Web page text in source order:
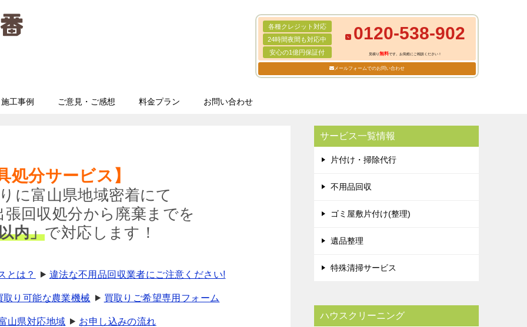
各種クレジット対応
24時間夜間も対応中
安心の1億円保証付
0120-538-902
見積り無料です。お気軽にご相談ください！
メールフォームでのお問い合わせ
施工事例 ご意見・ご感想 料金プラン お問い合わせ
処分サービス】
に富山県地域密着にて
回収処分から廃棄までを
内」で対応します！
とは？ 違法な不用品回収業者にご注意ください!
取り可能な農業機械 買取りご希望専用フォーム
山県対応地域 お申し込みの流れ
サービス一覧情報
片付け・掃除代行
不用品回収
ゴミ屋敷片付け(整理)
遺品整理
特殊清掃サービス
ハウスクリーニング